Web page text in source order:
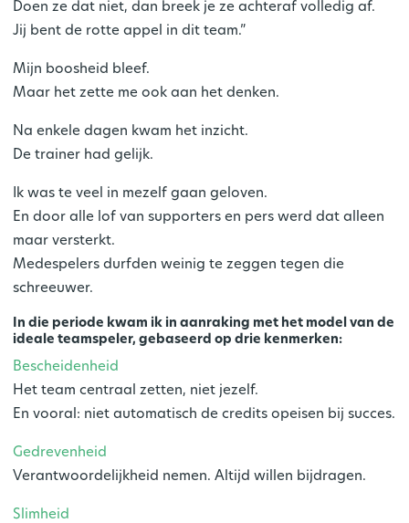
Doen ze dat niet, dan breek je ze achteraf volledig af.
Jij bent de rotte appel in dit team.”
Mijn boosheid bleef.
Maar het zette me ook aan het denken.
Na enkele dagen kwam het inzicht.
De trainer had gelijk.
Ik was te veel in mezelf gaan geloven.
En door alle lof van supporters en pers werd dat alleen
maar versterkt.
Medespelers durfden weinig te zeggen tegendie
schreeuwer.
In die periode kwam ik in aanraking met het model vande
ideale teamspeler, gebaseerd op drie kenmerken:
Bescheidenheid
Het team centraal zetten, niet jezelf.
En vooral: niet automatisch de credits opeisen bij succes.
Gedrevenheid
Verantwoordelijkheid nemen. Altijd willen bijdragen.
Slimheid